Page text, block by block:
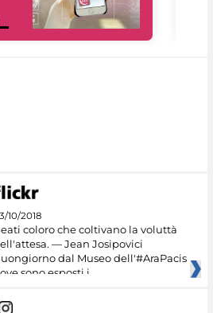
10/2018
coloro che coltivano la voluttà
— Jean Josipovici
dal Museo dell'#AraPacis
sono esposti i